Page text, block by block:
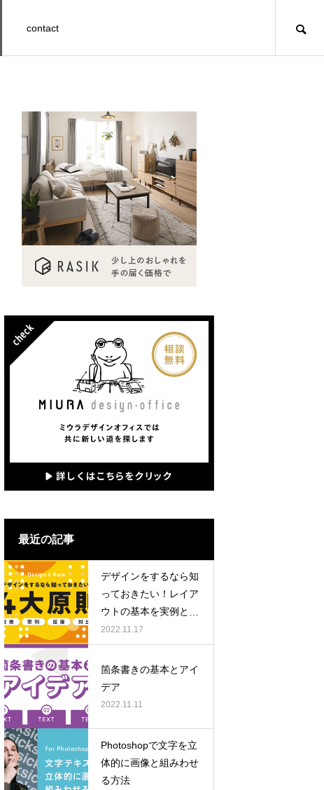
contact
文字組みレイアウト特集
LINEスタンプの申請、販売までの方法
を解説！
Photoshopで文字を立体的に画像と組
初心者デザイナー必読！デザインの勉
日付・価格・数字の文字組デザインと
最近の記事
デザインをするなら知
っておきたい！レイア
ウトの基本を実例と紹
介【デザインの4大原
則】
2022.11.17
箇条書きの基本とアイ
デア
2022.11.11
Photoshopで文字を立
体的に画像と組みわせ
る方法